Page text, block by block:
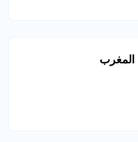
المغرب